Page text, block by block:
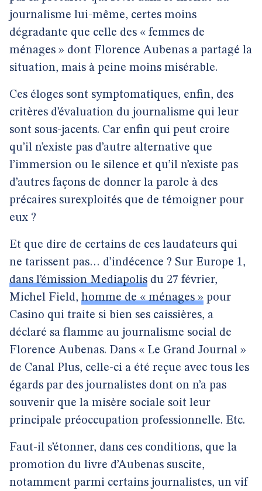
journalisme lui-même, certes moins
dégradante que celle des « femmes de
ménages » dont Florence Aubenas a partagé la
situation, mais à peine moins misérable.
Ces éloges sont symptomatiques, enfin, des
critères d’évaluation du journalisme qui leur
sont sous-jacents. Car enfin qui peut croire
qu’il n’existe pas d’autre alternative que
l’immersion ou le silence et qu’il n’existe pas
d’autres façons de donner la parole à des
précaires surexploités que de témoigner pour
eux ?
Et que dire de certains de ces laudateurs qui
ne tarissent pas… d’indécence ? Sur Europe 1,
dans l’émission Mediapolis du 27 février,
Michel Field, homme de « ménages » pour
Casino qui traite si bien ses caissières, a
déclaré sa flamme au journalisme social de
Florence Aubenas. Dans « Le Grand Journal »
de Canal Plus, celle-ci a été reçue avec tous les
égards par des journalistes dont on n’a pas
souvenir que la misère sociale soit leur
principale préoccupation professionnelle. Etc.
Faut-il s’étonner, dans ces conditions, que la
promotion du livre d’Aubenas suscite,
notamment parmi certains journalistes, un vif